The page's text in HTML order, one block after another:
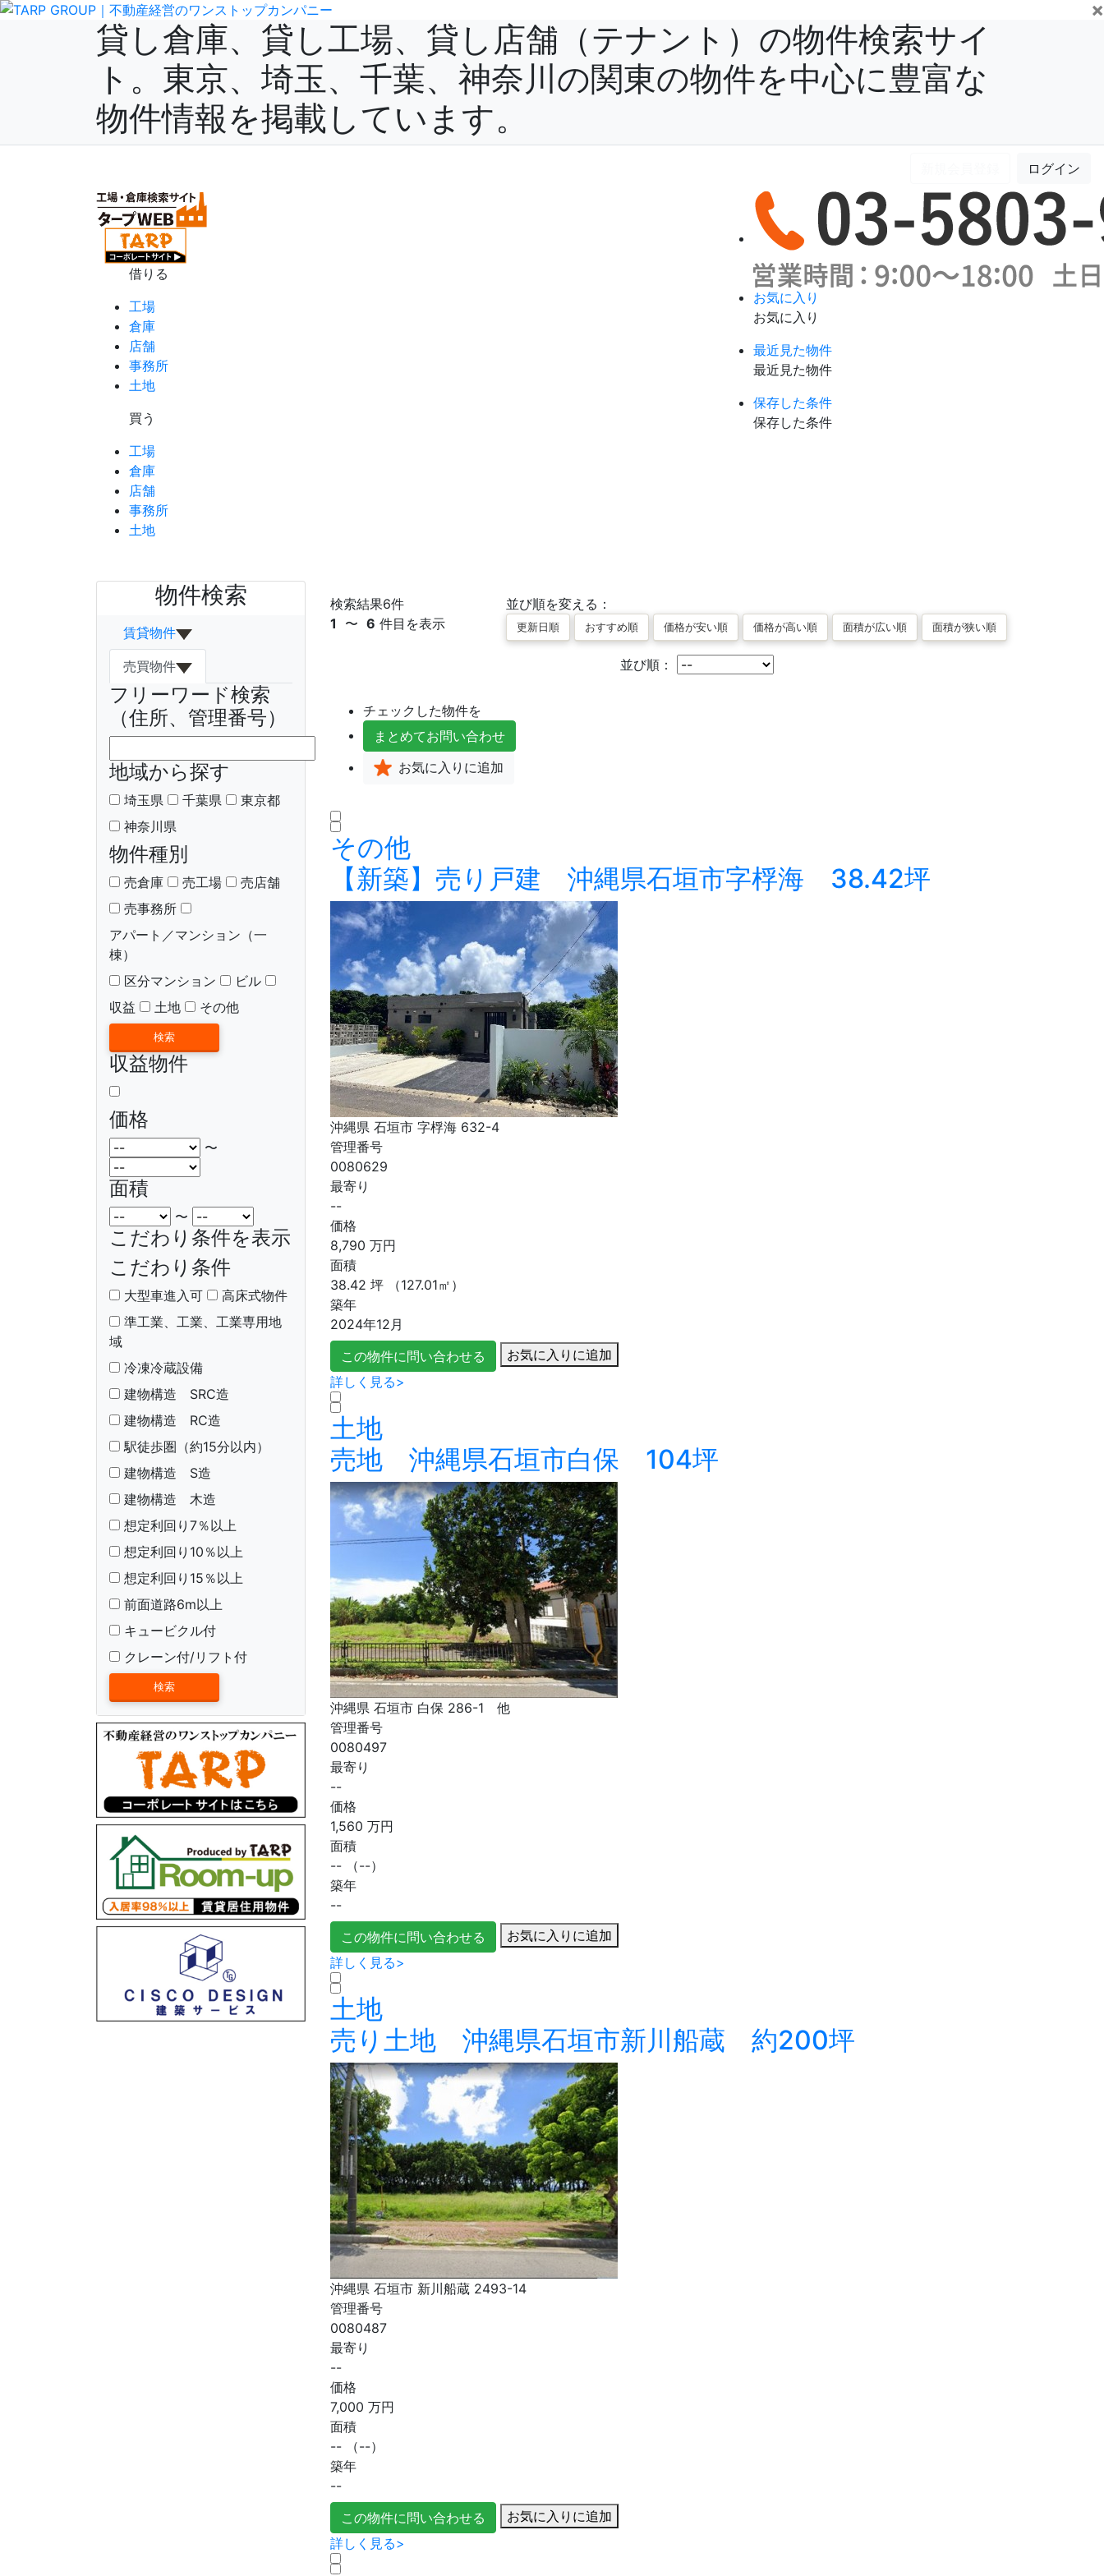
×
貸し倉庫、貸し工場、貸し店舗（テナント）の物件検索サイ
ト。東京、埼玉、千葉、神奈川の関東の物件を中心に豊富な
物件情報を掲載しています。
ログイン
借りる
工場
倉庫
店舗
事務所
土地
買う
工場
倉庫
店舗
事務所
土地
お気に入り
お気に入り
最近見た物件
最近見た物件
保存した条件
保存した条件
物件検索
賃貸物件
売買物件
フリーワード検索
（住所、管理番号）
地域から探す
埼玉県 千葉県
東京都
神奈川県
物件種別
売倉庫 売工場
売店舗
売事務所
アパート／マンション（一
棟）
区分マンション
ビル
収益
土地 その他
収益物件
価格
〜
面積
〜
こだわり条件を表示
こだわり条件
大型車進入可
高床式物件
準工業、工業、工業専用地
域
冷凍冷蔵設備
建物構造 SRC造
建物構造 RC造
駅徒歩圏（約15分以内）
建物構造 S造
建物構造 木造
想定利回り7％以上
想定利回り10％以上
想定利回り15％以上
前面道路6m以上
キュービクル付
クレーン付/リフト付
検索結果6件
1 〜 6 件目を表示
並び順を変える：
並び順：
チェックした物件を
まとめてお問い合わせ
お気に入り に追加
その他
【新築】売り戸建 沖縄県石垣市字桴海 38.42坪
沖縄県 石垣市 字桴海 632-4
管理番号
0080629
最寄り
--
価格
8,790 万円
面積
38.42 坪 （127.01㎡）
築年
2024年12月
この物件に問い合わせる
お気に入りに追加
詳しく見る>
土地
売地 沖縄県石垣市白保 104坪
沖縄県 石垣市 白保 286-1 他
管理番号
0080497
最寄り
--
価格
1,560 万円
面積
-- （--）
築年
--
この物件に問い合わせる
お気に入りに追加
詳しく見る>
土地
売り土地 沖縄県石垣市新川船蔵 約200坪
沖縄県 石垣市 新川船蔵 2493-14
管理番号
0080487
最寄り
--
価格
7,000 万円
面積
-- （--）
築年
--
この物件に問い合わせる
お気に入りに追加
詳しく見る>